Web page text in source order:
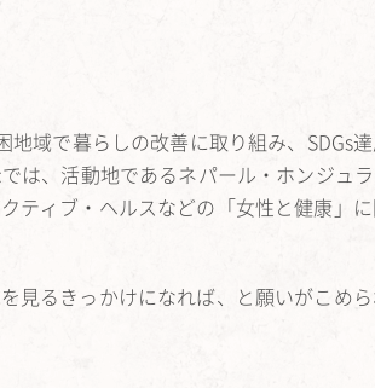
地域で暮らしの改善に取り組み、 SDGs
は、活動地であるネパール・ ホンジュ
ティブ・ヘルスなどの「女性と健康」に
見るきっかけになれば、
と願いがこめ